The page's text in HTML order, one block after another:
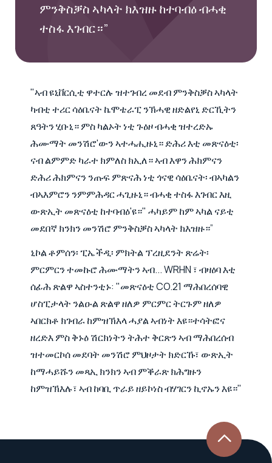
ምንቅስቓስ ኣካላት ክእዝዙ ከተባብዕ ብሓቂ
ተስፋ እገብር።”
"ኣብ ዩኒቨርሲቲ ዋተርሉ ዝተገብረ መደብ ምንቅስቓስ ኣካላት
ካብቲ ተሪር ሳዕቤናት ኬሞቴራፒ ንኽሓዊ ዘድልየኒ ድርኺትን
ጸዓትን ሂቡኒ። ምስ ካልኦት ነቲ ጉዕዞ ብሓቂ ዝተረድኡ
ሕሙማት መንሽሮ'ውን ኣተሓሒዙኒ። ድሕሪ እቲ መጽናዕቲ፡
ናብ ልምምድ ካራተ ክምለስ ክኢለ። ኣብ እዋን ሕክምናን
ድሕሪ ሕክምናን ንጡፍ ምጽናሕ ነቲ ጎናዊ ሳዕቤናት፡ ብኣካልን
ብኣእምሮን ንምምሕዳር ሓጊዙኒ። ብሓቂ ተስፋ እገብር እዚ
ውጽኢት መጽናዕቲ ከተባብዕ'ዩ።" ሓካይም ከም ኣካል ናይቲ
መደበኛ ክንክን መንሽሮ ምንቅስቓስ ኣካላት ክእዝዙ።”
ኒኮል ቶምሰን፡ ፒኤችዲ፡ ምክትል ፕረዚደንት ጽሬት፡
ምርምርን ተመኩሮ ሕሙማትን ኣብ... WRHN ፣ ብዛዕባ እቲ
ሰፊሕ ጽልዋ ኣስተንቲኑ: "መጽናዕቲ CO.21 ማሕበረሰባዊ
ሆስፒታላት ንልዑል ጽልዋ ዘለዎ ምርምር ትርጉም ዘለዎ
ኣበርክቶ ክገብራ ከምዝኽእላ ሓያል ኣብነት እዩ።ተሳትፎና
ዘረድእ ምስ ቅኑዕ ሽርክነትን ትሕተ ቅርጽን ኣብ ማሕበረሰብ
ዝተመርኮሰ መደባት መንሽሮ ምህዞታት ክድርኹ፣ ውጽኢት
ከማሓይሹን መጻኢ ክንክን ኣብ ምቕራጽ ክሕግዙን
ከምዝኽእሉ፣ ኣብ ከባቢ ጥራይ ዘይኮነስ ብሃገርን ኪኖኡን እዩ።"